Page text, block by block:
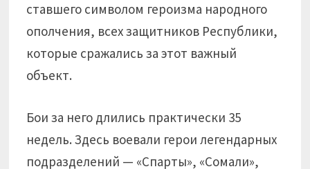
ставшего символом героизма народного
ополчения, всех защитников Республики,
которые сражались за этот важный
объект.
Бои за него длились практически 35
недель. Здесь воевали герои легендарных
подразделений — «Спарты», «Сомали»,